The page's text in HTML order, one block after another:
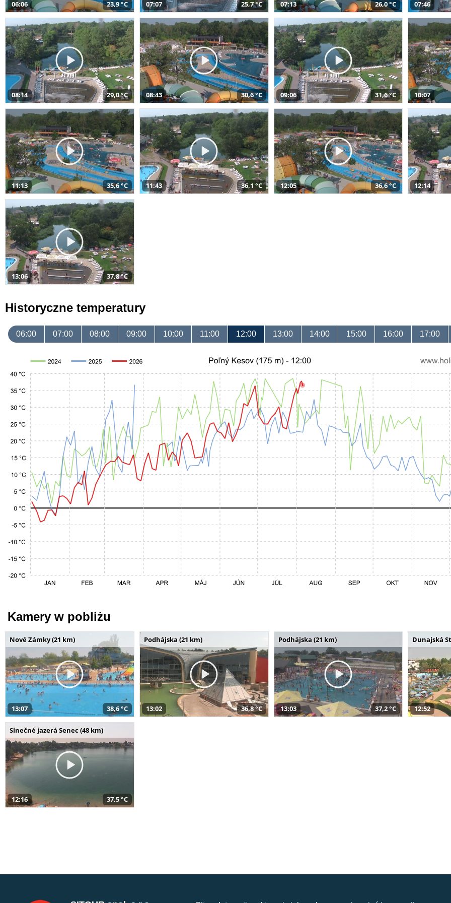
06:06 23,9 °C 07:07 25,7 °C 07:13 26,0 °C 07:46
08:14 29,0 °C 08:43 30,6 °C 09:06 31,6 °C 10:07
11:13 35,6 °C 11:43 36,1 °C 12:05 36,6 °C 12:14
13:06 37,8 °C
Historyczne temperatury
06:00 07:00 08:00 09:00 10:00 11:00 12:00 13:00 14:00 15:00 16:00 17:00
Kamery w pobliżu
Nové Zámky (21 km)
13:07 38,6 °C
Podhájska (21 km)
13:02 36,8 °C
Podhájska (21 km)
13:03 37,2 °C
Dunajská
12:52
Slnečné jazerá Senec (48 km)
12:16 37,5 °C